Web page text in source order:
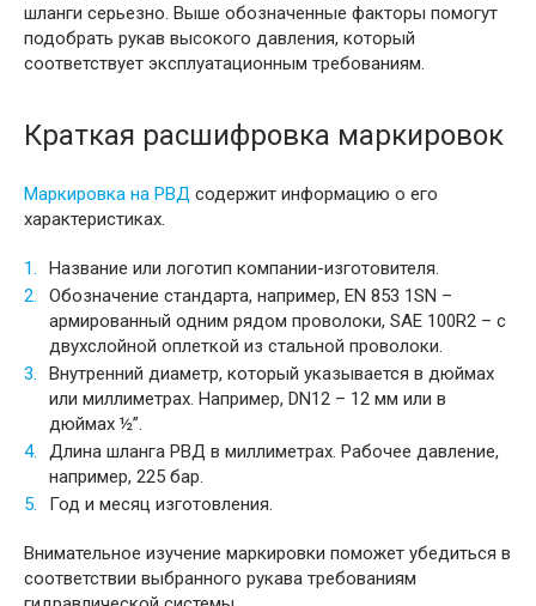
шланги серьезно. Выше обозначенные факторы помогут
подобрать рукав высокого давления, который
соответствует эксплуатационным требованиям.
Краткая расшифровка маркировок
Маркировка на РВД содержит информацию о его
характеристиках.
Название или логотип компании-изготовителя.
Обозначение стандарта, например, EN 853 1SN –
армированный одним рядом проволоки, SAE 100R2 – с
двухслойной оплеткой из стальной проволоки.
Внутренний диаметр, который указывается в дюймах
или миллиметрах. Например, DN12 – 12 мм или в
дюймах ½”.
Длина шланга РВД в миллиметрах. Рабочее давление,
например, 225 бар.
Год и месяц изготовления.
Внимательное изучение маркировки поможет убедиться в
соответствии выбранного рукава требованиям